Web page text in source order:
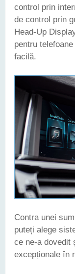
control prin
de control prin
Head-Up
pentru
facilă.
Contra unei
puteți alege
ce ne-a dovedit
excepționale în